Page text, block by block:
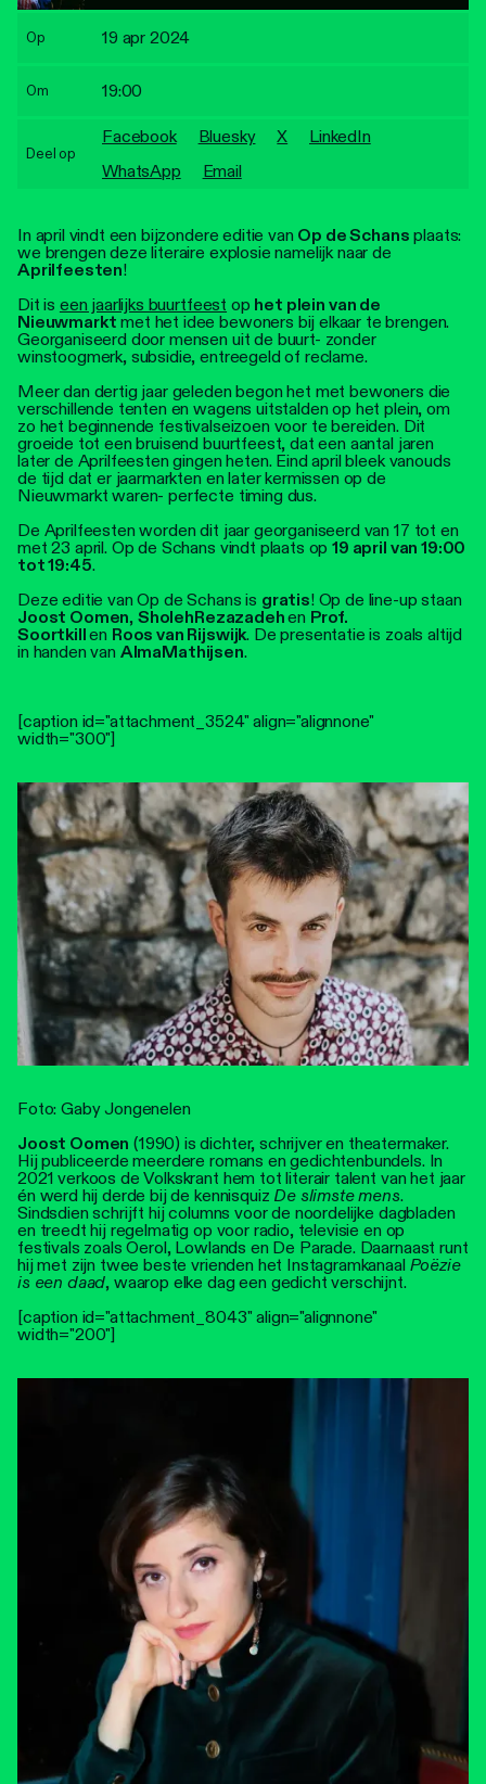
In april vindt een bijzondere editie van Op de Schans plaats:
we brengen deze literaire explosie namelijk naar de
Aprilfeesten!
Dit is een jaarlijks buurtfeest op het plein van de
Nieuwmarkt met het idee bewoners bij elkaar te brengen.
Georganiseerd door mensen uit de buurt- zonder
winstoogmerk, subsidie, entreegeld of reclame.
Meer dan dertig jaar geleden begon het met bewoners die
verschillende tenten en wagens uitstalden op het plein, om
zo het beginnende festivalseizoen voor te bereiden. Dit
groeide tot een bruisend buurtfeest, dat een aantal jaren
later de Aprilfeesten gingen heten. Eind april bleek vanouds
de tijd dat er jaarmarkten en later kermissen op de
Nieuwmarkt waren- perfecte timing dus.
De Aprilfeesten worden dit jaar georganiseerd van 17 tot en
met 23 april. Op de Schans vindt plaats op19 april van 19:00
tot 19:45.
Deze editie van Op de Schans is gratis! Op de line-up staan
Joost Oomen, SholehRezazadehen Prof.
Soortkillen Roos van Rijswijk. De presentatie is zoals altijd
in handen van AlmaMathijsen.
[caption id="attachment_3524" align="alignnone"
width="300"]
Foto: Gaby Jongenelen
Joost Oomen (1990) is dichter, schrijver en theatermaker.
Hij publiceerde meerdere romans en gedichtenbundels. In
2021 verkoos de Volkskrant hem tot literair talent van het jaar
én werd hij derde bij de kennisquiz De slimste mens.
Sindsdien schrijft hij columns voor de noordelijke dagbladen
en treedt hij regelmatig op voor radio, televisie en op
festivals zoals Oerol, Lowlands en De Parade. Daarnaast runt
hij met zijn twee beste vrienden het Instagramkanaal Poëzie
is een daad, waarop elke dag een gedicht verschijnt.
[caption id="attachment_8043" align="alignnone"
width="200"]
Op 19 apr 2024
Om 19:00
Deel op
Facebook Bluesky X
LinkedIn
WhatsApp
Email
Personen